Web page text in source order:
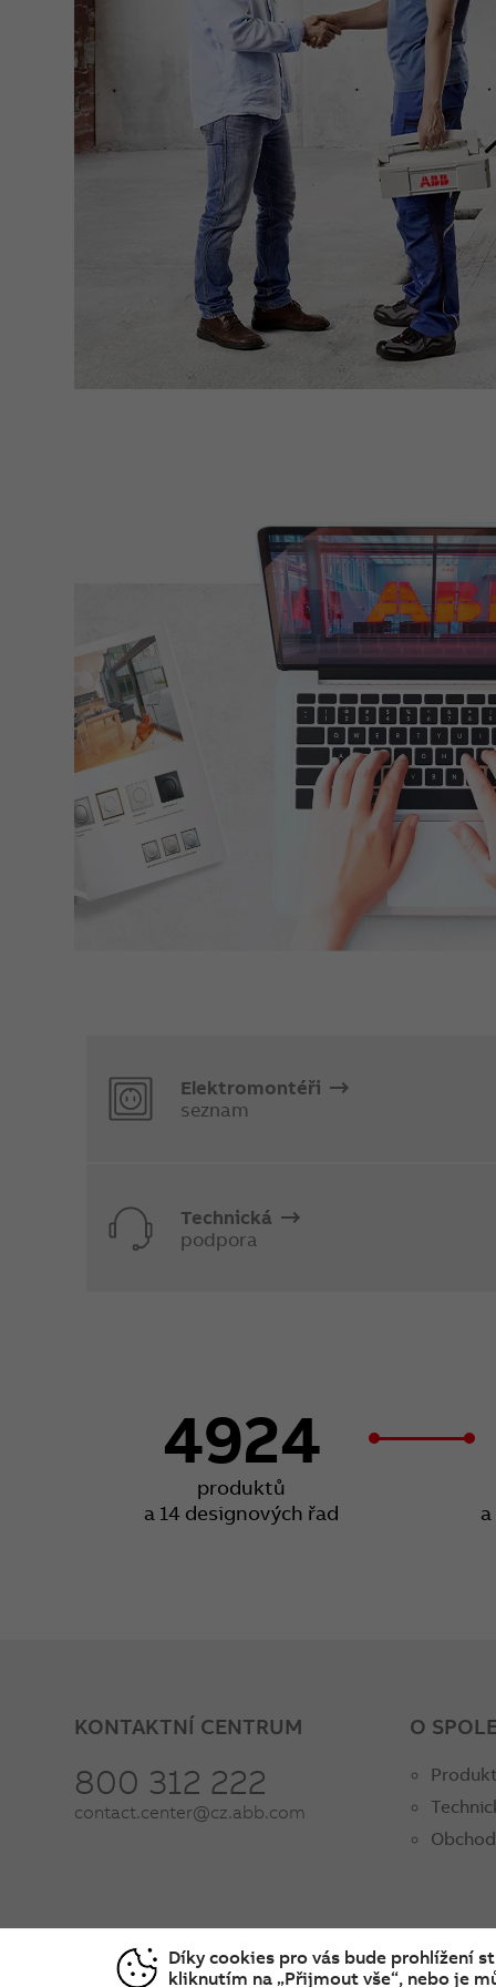
Elektromontéři
seznam
Technická
podpora
4924
produktů
a 14 designových řad
KONTAKTNÍ CENTRUM
800 312 222
contact.center@cz.abb.com
O
Díky cookies pro vás bude prohlížení
kliknutím na „Přijmout vše“, nebo je